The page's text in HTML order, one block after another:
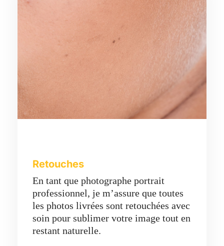
Retouches
En tant que photographe portrait
professionnel, je m’assure que toutes
les photos livrées sont retouchées avec
soin pour sublimer votre image tout en
restant naturelle.